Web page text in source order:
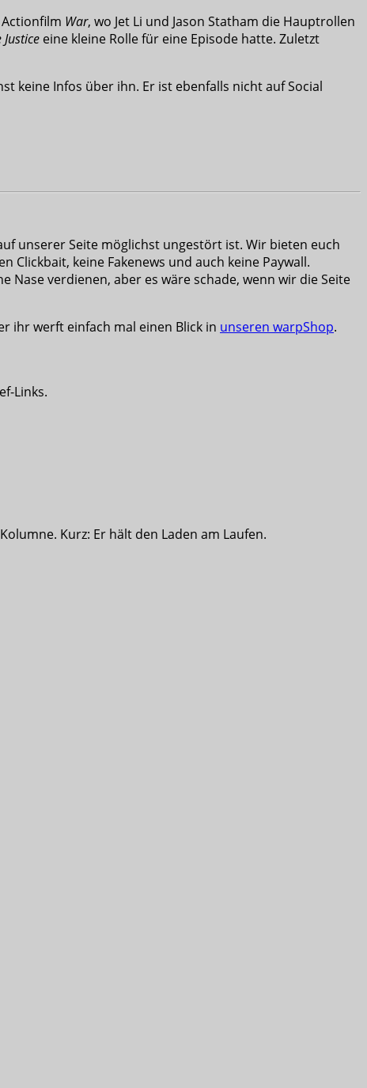
War, wo Jet Li und Jason Statham die Hauptrollen
Justice eine kleine Rolle für eine Episode hatte. Zuletzt
keine Infos über ihn. Er ist ebenfalls nicht auf Social
unserer Seite möglichst ungestört ist. Wir bieten euch
Clickbait, keine Fakenews und auch keine Paywall.
Nase verdienen, aber es wäre schade, wenn wir die Seite
ihr werft einfach mal einen Blick in unseren warpShop.
Links.
Kurz: Er hält den Laden am Laufen.